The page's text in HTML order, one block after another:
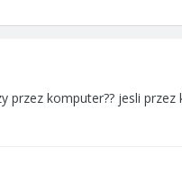
przez komputer?? jesli